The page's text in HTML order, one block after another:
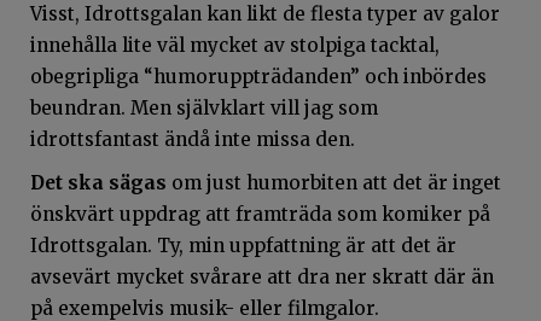
Visst, Idrottsgalan kan likt de flesta typer av galor
innehålla lite väl mycket av stolpiga tacktal,
obegripliga “humoruppträdanden” och inbördes
beundran. Men självklart vill jag som
idrottsfantast ändå inte missa den.
Det ska sägas om just humorbiten att det är inget
önskvärt uppdrag att framträda som komiker på
Idrottsgalan. Ty, min uppfattning är att det är
avsevärt mycket svårare att dra ner skratt där än
på exempelvis musik- eller filmgalor.